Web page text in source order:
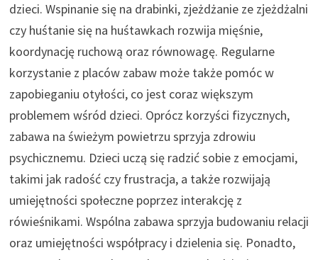
dzieci. Wspinanie się na drabinki, zjeżdżanie ze zjeżdżalni
czy huśtanie się na huśtawkach rozwija mięśnie,
koordynację ruchową oraz równowagę. Regularne
korzystanie z placów zabaw może także pomóc w
zapobieganiu otyłości, co jest coraz większym
problemem wśród dzieci. Oprócz korzyści fizycznych,
zabawa na świeżym powietrzu sprzyja zdrowiu
psychicznemu. Dzieci uczą się radzić sobie z emocjami,
takimi jak radość czy frustracja, a także rozwijają
umiejętności społeczne poprzez interakcję z
rówieśnikami. Wspólna zabawa sprzyja budowaniu relacji
oraz umiejętności współpracy i dzielenia się. Ponadto,